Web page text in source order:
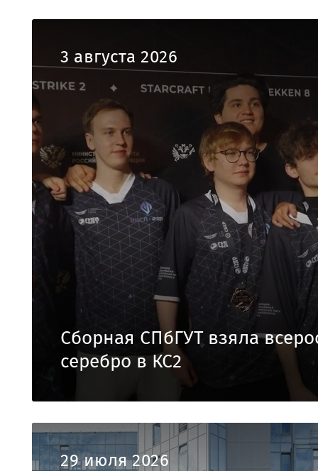
3 августа 2026
Сборная СПбГУТ взяла
серебро в КС2
29 июля 2026